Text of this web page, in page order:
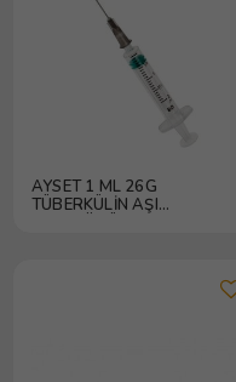
AYSET 1 ML 26G
TÜBERKÜLİN AŞI